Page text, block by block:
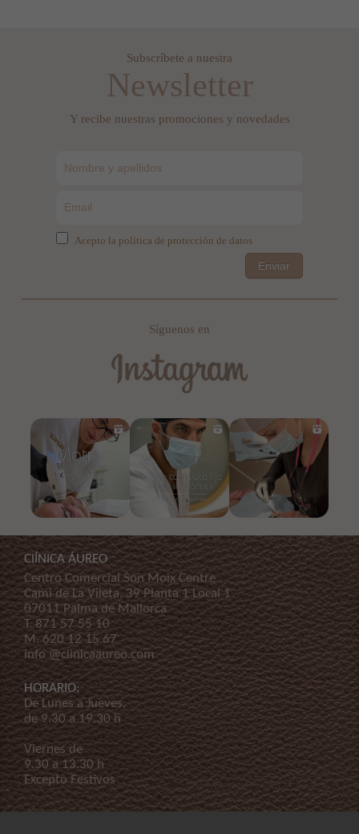
Subscríbete a nuestra
Newsletter
Y recibe nuestras promociones y novedades
Acepto la política de protección de datos
Enviar
Síguenos en
ClÍNICA ÁUREO
Centro Comercial Son Moix Centre
Cami de La Vileta, 39 Planta 1 Local 1
07011 Palma de Mallorca
T.871 57 55 10
M.620 12 15 67
info @clinicaaureo.com
HORARIO:
De Lunes a Jueves,
de 9.30 a 19.30 h
Viernes de
9.30 a 13.30 h
Excepto Festivos